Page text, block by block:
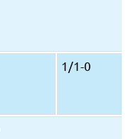
1/1-0